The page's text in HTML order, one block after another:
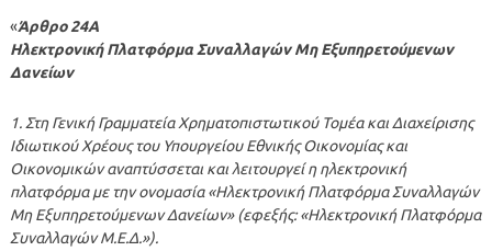
«Άρθρο 24Α
Ηλεκτρονική Πλατφόρμα Συναλλαγών Μη Εξυπηρετούμενων
Δανείων
1. Στη Γενική Γραμματεία Χρηματοπιστωτικού Τομέα και Διαχείρισης
Ιδιωτικού Χρέους του Υπουργείου Εθνικής Οικονομίας και
Οικονομικών αναπτύσσεται και λειτουργεί η ηλεκτρονική
πλατφόρμα με την ονομασία «Ηλεκτρονική Πλατφόρμα Συναλλαγών
Μη Εξυπηρετούμενων Δανείων» (εφεξής: «Ηλεκτρονική Πλατφόρμα
Συναλλαγών Μ.Ε.Δ.»).